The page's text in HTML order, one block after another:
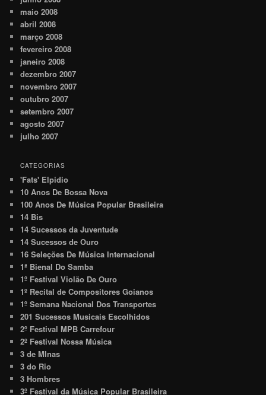
maio 2008
abril 2008
março 2008
fevereiro 2008
janeiro 2008
dezembro 2007
novembro 2007
outubro 2007
setembro 2007
agosto 2007
julho 2007
CATEGORIAS
'Fats' Elpidio
10 Anos De Bossa Nova
100 Anos De Música Popular Brasileira
14 Bis
14 Sucessos da Juventude
14 Sucessos de Ouro
16 Seleções De Música Internacional
1ª Bienal Do Samba
1º Festival Violão De Ouro
1º Recital de Compositores Goianos
1º Semana Nacional Dos Transportes
201 Sucessos Musicais Escolhidos
2º Festival MPB Carrefour
2º Festival Nossa Música
3 de MInas
3 do Rio
3 Hombres
3º Festival da Música Popular Brasileira